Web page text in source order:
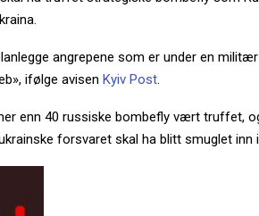
angrepene som er under en
ifølge avisen Kyiv Post.
enn 40 russiske bombefly vært truffet,
forsvaret skal ha blitt smuglet inn